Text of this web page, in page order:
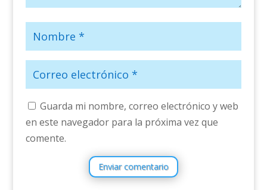
Guarda mi nombre, correo electrónico y web
en este navegador para la próxima vez que
comente.
Enviar comentario